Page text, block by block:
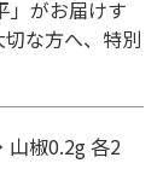
」がお届けす
な方へ、特別
椒0.2g 各2